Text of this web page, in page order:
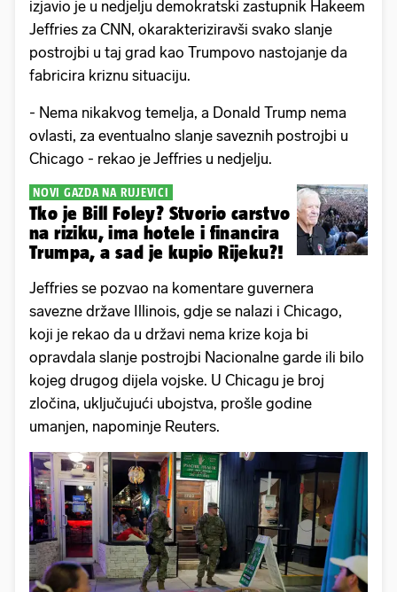
izjavio je u nedjelju demokratski zastupnik Hakeem
Jeffries za CNN, okarakteriziravši svako slanje
postrojbi u taj grad kao Trumpovo nastojanje da
fabricira kriznu situaciju.
- Nema nikakvog temelja, a Donald Trump nema
ovlasti, za eventualno slanje saveznih postrojbi u
Chicago - rekao je Jeffries u nedjelju.
NOVI GAZDA NA RUJEVICI
Tko je Bill Foley? Stvorio carstvo
na riziku, ima hotele i financira
Trumpa, a sad je kupio Rijeku?!
Jeffries se pozvao na komentare guvernera
savezne države Illinois, gdje se nalazi i Chicago,
koji je rekao da u državi nema krize koja bi
opravdala slanje postrojbi Nacionalne garde ili bilo
kojeg drugog dijela vojske. U Chicagu je broj
zločina, uključujući ubojstva, prošle godine
umanjen, napominje Reuters.